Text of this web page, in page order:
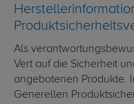
Als
Vert auf die Sicherheit
angebotenen Produkte.
Generellen